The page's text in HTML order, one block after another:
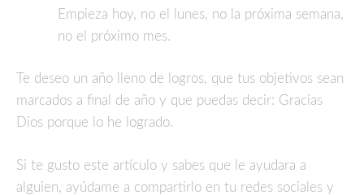
Empieza hoy, no el lunes, no la próxima semana,
no el próximo mes.
Te deseo un año lleno de logros, que tus objetivos sean
marcados a final de año y que puedas decir: Gracias
Dios porque lo he logrado.
Si te gusto este artículo y sabes que le ayudara a
alguien, ayúdame a compartirlo en tu redes sociales y